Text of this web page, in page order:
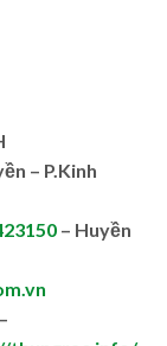
– P.Kinh
– Huyền